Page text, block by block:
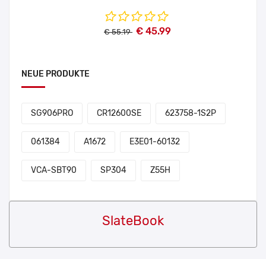
€ 55.19 € 45.99
NEUE PRODUKTE
SG906PRO CR12600SE 623758-1S2P
061384 A1672 E3E01-60132
VCA-SBT90 SP304 Z55H
SlateBook